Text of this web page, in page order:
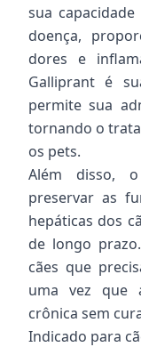
sua
doença,
dores e
Galliprant é
permite sua
tornando o
os pets.
Além disso,
preservar as
hepáticas dos
de longo
cães que
uma vez que
crônica sem
Indicado para